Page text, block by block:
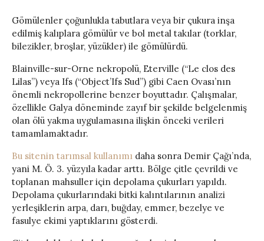
Gömülenler çoğunlukla tabutlara veya bir çukura inşa
edilmiş kalıplara gömülür ve bol metal takılar (torklar,
bilezikler, broşlar, yüzükler) ile gömülürdü.
Blainville-sur-Orne nekropolü, Eterville (“Le clos des
Lilas”) veya Ifs (“Object’Ifs Sud”) gibi Caen Ovası’nın
önemli nekropollerine benzer boyuttadır. Çalışmalar,
özellikle Galya döneminde zayıf bir şekilde belgelenmiş
olan ölü yakma uygulamasına ilişkin önceki verileri
tamamlamaktadır.
Bu sitenin tarımsal kullanımı daha sonra Demir Çağı’nda,
yani M. Ö. 3. yüzyıla kadar arttı. Bölge çitle çevrildi ve
toplanan mahsuller için depolama çukurları yapıldı.
Depolama çukurlarındaki bitki kalıntılarının analizi
yerleşiklerin arpa, darı, buğday, emmer, bezelye ve
fasulye ekimi yaptıklarını gösterdi.